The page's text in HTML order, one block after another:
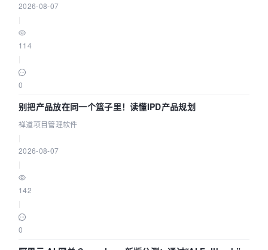
2026-08-07
114
0
别把产品放在同一个篮子里！读懂IPD产品规划
禅道项目管理软件
2026-08-07
142
0